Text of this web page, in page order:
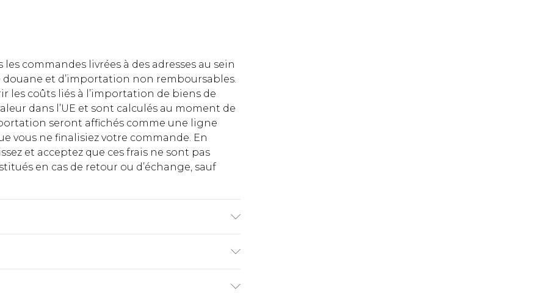
commandes livrées à des adresses au sein
douane et d’importation non remboursables.
les coûts liés à l’importation de biens de
dans l’UE et sont calculés au moment de
seront affichés comme une ligne
vous ne finalisiez votre commande. En
et acceptez que ces frais ne sont pas
en cas de retour ou d’échange, sauf
€2.99